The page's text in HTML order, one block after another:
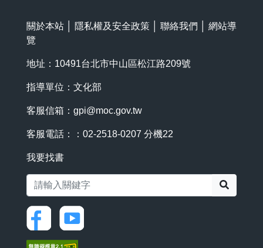
關於本站 隱私權及安全政策 聯絡我們
網站導
覽
地址：10491台北市中山區松江路209號
指導單位：文化部
客服信箱： gpi@moc.gov.tw
客服電話：：02-2518-0207 分機22
我要找書